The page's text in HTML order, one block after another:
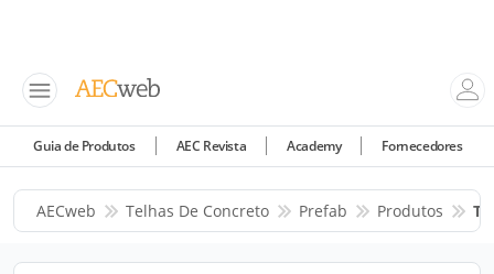
Guia de Produtos AEC Revista Academy Fornecedores
AECweb Telhas De Concreto Prefab Produtos